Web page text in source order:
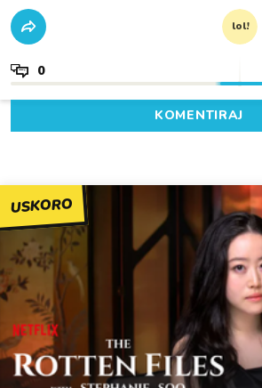
lol!
0
KOMENTIRAJ
USKORO